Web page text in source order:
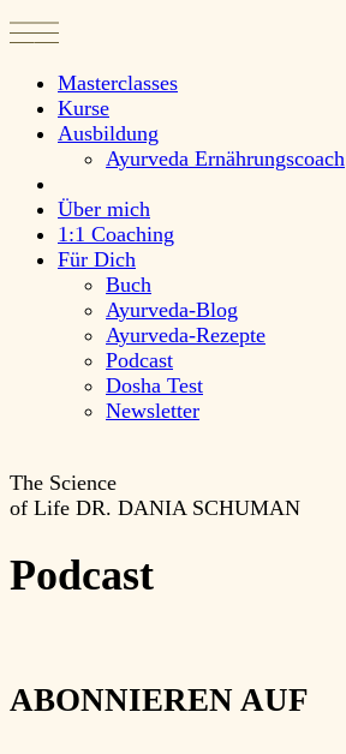
Masterclasses
Kurse
Ausbildung
Ayurveda Ernährungscoach
Über mich
1:1 Coaching
Für Dich
Buch
Ayurveda-Blog
Ayurveda-Rezepte
Podcast
Dosha Test
Newsletter
The Science
of Life DR. DANIA SCHUMAN
Podcast
ABONNIEREN AUF